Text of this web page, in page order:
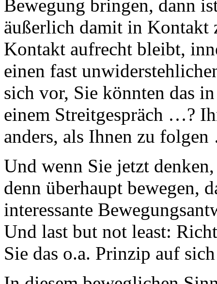
Bewegung bringen, dann
äußerlich damit in Kontakt
Kontakt aufrecht bleibt,
einen fast
sich vor, Sie könnten das
einem Streitgespräch …?
anders, als Ihnen zu
Und wenn Sie jetzt
denn überhaupt bewegen,
interessante
Und last but not least:
Sie das o.a. Prinzip auf